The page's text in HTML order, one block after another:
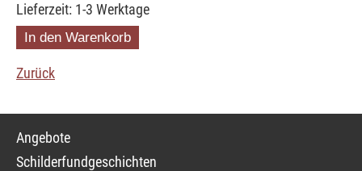
Lieferzeit: 1-3 Werktage
Zurück
Navigation
überspringen
Angebote
Schilderfundgeschichten